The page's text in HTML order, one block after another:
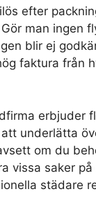
efter
man ingen
blir ej
faktura från
erbjuder
underlätta
om du
vissa saker
städare